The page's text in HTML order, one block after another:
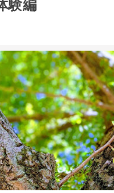
験編